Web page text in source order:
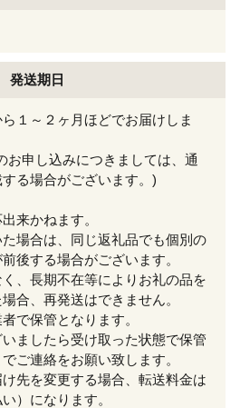
発送期日
１～２ヶ月ほどでお届けしま
お申し込みにつきましては、通
る場合がございます。)
来かねます。
場合は、同じ返礼品でも個別の
後する場合がございます。
、長期不在等によりお礼の品を
合、再発送はできません。
で保管となります。
ましたら受け取った状態で保管
ご連絡をお願い致します。
先を変更する場合、転送料金は
）になります。